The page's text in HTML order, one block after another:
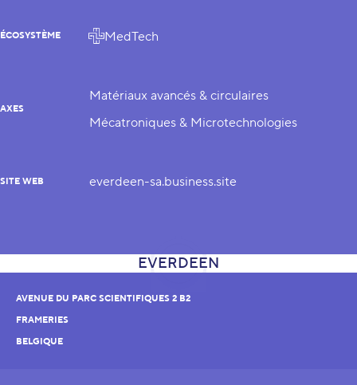
ÉCOSYSTÈME MedTech
AXES
Matériaux avancés & circulaires
Mécatroniques & Microtechnologies
SITE WEB everdeen-sa.business.site
AVENUE DU PARC SCIENTIFIQUES 2 B2
FRAMERIES
BELGIQUE